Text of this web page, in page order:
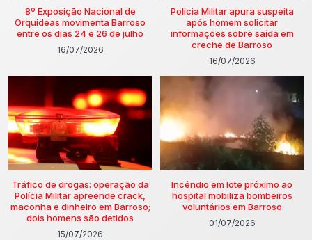
8º Exposição Nacional de
Orquídeas movimenta Barroso
entre os dias 24 e 26 de julho
16/07/2026
Polícia Militar apura suspeita
após homem solicitar
informações sobre saída em
creche de Barroso
16/07/2026
Tráfico de drogas: operação da
Polícia Militar apreende crack,
maconha e dinheiro em Barroso;
dois homens são detidos
15/07/2026
Incêndio em lote próximo ao
hospital mobiliza bombeiros
voluntários em Barroso
01/07/2026